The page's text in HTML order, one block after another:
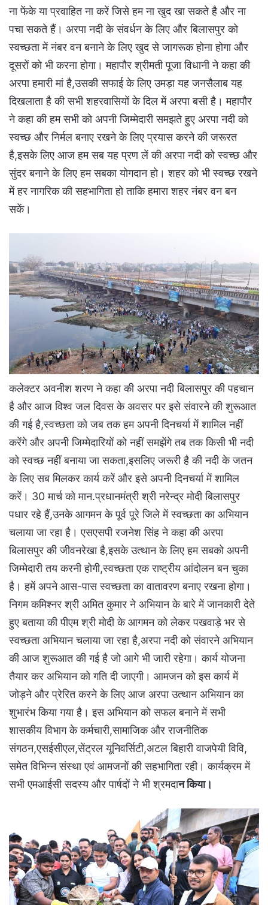
ना फेंके या प्रवाहित ना करें जिसे हम ना खुद खा सकते है और ना
पचा सकते हैं। अरपा नदी के संवर्धन के लिए और बिलासपुर को
स्वच्छता में नंबर वन बनाने के लिए खुद से जागरूक होना होगा और
दूसरों को भी करना होगा। महापौर श्रीमती पूजा विधानी ने कहा की
अरपा हमारी मां है,उसकी सफाई के लिए उमड़ा यह जनसैलाब यह
दिखलाता है की सभी शहरवासियों के दिल में अरपा बसी है। महापौर
ने कहा की हम सभी को अपनी जिम्मेदारी समझते हुए अरपा नदी को
स्वच्छ और निर्मल बनाए रखने के लिए प्रयास करने की जरूरत
है,इसके लिए आज हम सब यह प्रण लें की अरपा नदी को स्वच्छ और
सुंदर बनाने के लिए हम सबका योगदान हो। शहर को भी स्वच्छ रखने
में हर नागरिक की सहभागिता हो ताकि हमारा शहर नंबर वन बन
सकें।
कलेक्टर अवनीश शरण ने कहा की अरपा नदी बिलासपुर की पहचान
है और आज विश्व जल दिवस के अवसर पर इसे संवारने की शुरूआत
की गई है,स्वच्छता को जब तक हम अपनी दिनचर्या में शामिल नहीं
करेंगे और अपनी जिम्मेदारियों को नहीं समझेंगे तब तक किसी भी नदी
को स्वच्छ नहीं बनाया जा सकता,इसलिए जरूरी है की नदी के जतन
के लिए सब मिलकर कार्य करें और इसे अपनी दिनचर्या में शामिल
करें। 30 मार्च को मान.प्रधानमंत्री श्री नरेन्द्र मोदी बिलासपुर
पधार रहे हैं,उनके आगमन के पूर्व पूरे जिले में स्वच्छता का अभियान
चलाया जा रहा है। एसएसपी रजनेश सिंह ने कहा की अरपा
बिलासपुर की जीवनरेखा है,इसके उत्थान के लिए हम सबको अपनी
जिम्मेदारी तय करनी होगी,स्वच्छता एक राष्ट्रीय आंदोलन बन चुका
है। हमें अपने आस-पास स्वच्छता का वातावरण बनाए रखना होगा।
निगम कमिश्नर श्री अमित कुमार ने अभियान के बारे में जानकारी देते
हुए बताया की पीएम श्री मोदी के आगमन को लेकर पखवाड़े भर से
स्वच्छता अभियान चलाया जा रहा है,अरपा नदी को संवारने अभियान
की आज शुरूआत की गई है जो आगे भी जारी रहेगा। कार्य योजना
तैयार कर अभियान को गति दी जाएगी। आमजन को इस कार्य में
जोड़ने और प्रेरित करने के लिए आज अरपा उत्थान अभियान का
शुभारंभ किया गया है। इस अभियान को सफल बनाने में सभी
शासकीय विभाग के कर्मचारी,सामाजिक और राजनीतिक
संगठन,एसईसीएल,सेंट्रल यूनिवर्सिटी,अटल बिहारी वाजपेयी विवि,
समेत विभिन्न संस्था एवं आमजनों की सहभागिता रही। कार्यक्रम में
सभी एमआईसी सदस्य और पार्षदों ने भी श्रमदान किया।